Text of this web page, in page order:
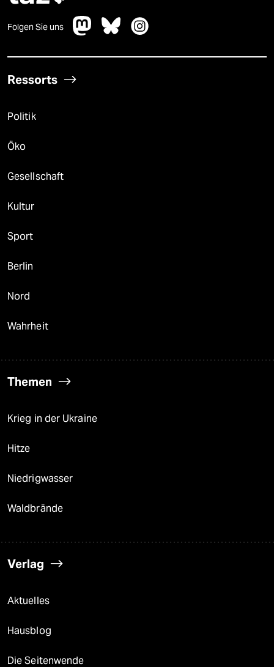
Folgen Sie uns
Ressorts
Politik
Öko
Gesellschaft
Kultur
Sport
Berlin
Nord
Wahrheit
Themen
Krieg in der Ukraine
Hitze
Niedrigwasser
Waldbrände
Verlag
Aktuelles
Hausblog
Die Seitenwende